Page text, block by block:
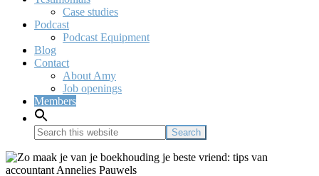
Case studies
Podcast
Podcast Equipment
Blog
Contact
About Amy
Job openings
Members
Search
this
website